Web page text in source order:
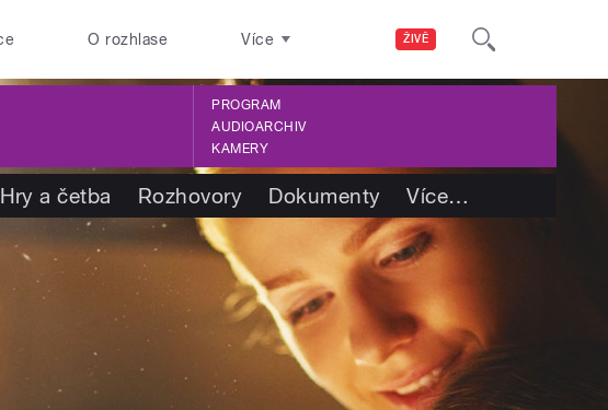
ŽIVĚ
O rozhlase Více
PROGRAM
AUDIOARCHIV
KAMERY
Hry a četba Rozhovory Dokumenty Více…